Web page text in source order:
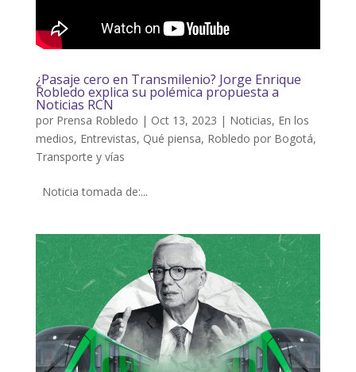
¿Pasaje cero en Transmilenio? Jorge Enrique
Robledo explica su polémica propuesta a
Noticias RCN
por Prensa Robledo | Oct 13, 2023 | Noticias, En los
medios, Entrevistas, Qué piensa, Robledo por Bogotá,
Transporte y vías
Noticia tomada de:...